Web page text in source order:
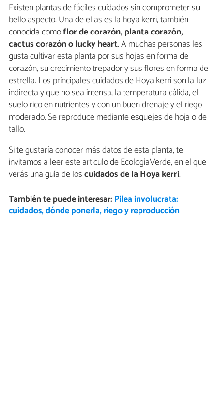
Existen plantas de fáciles cuidados sin comprometer su
bello aspecto. Una de ellas es la hoya kerri, también
conocida comoflor de corazón, planta corazón,
cactus corazón o lucky heart. A muchas personas les
gusta cultivar esta planta por sus hojas en forma de
corazón, su crecimiento trepador y sus flores en forma de
estrella. Los principales cuidados de Hoya kerri son la luz
indirecta y que no sea intensa, la temperatura cálida, el
suelo rico en nutrientes y con un buen drenaje y el riego
moderado. Se reproduce mediante esquejes de hoja o de
tallo.
Si te gustaría conocer más datos de esta planta, te
invitamos a leer este artículo de EcologíaVerde, en el que
verás una guía de loscuidados de la Hoya kerri.
También te puede interesar: Pilea involucrata:
cuidados, dónde ponerla, riego y reproducción